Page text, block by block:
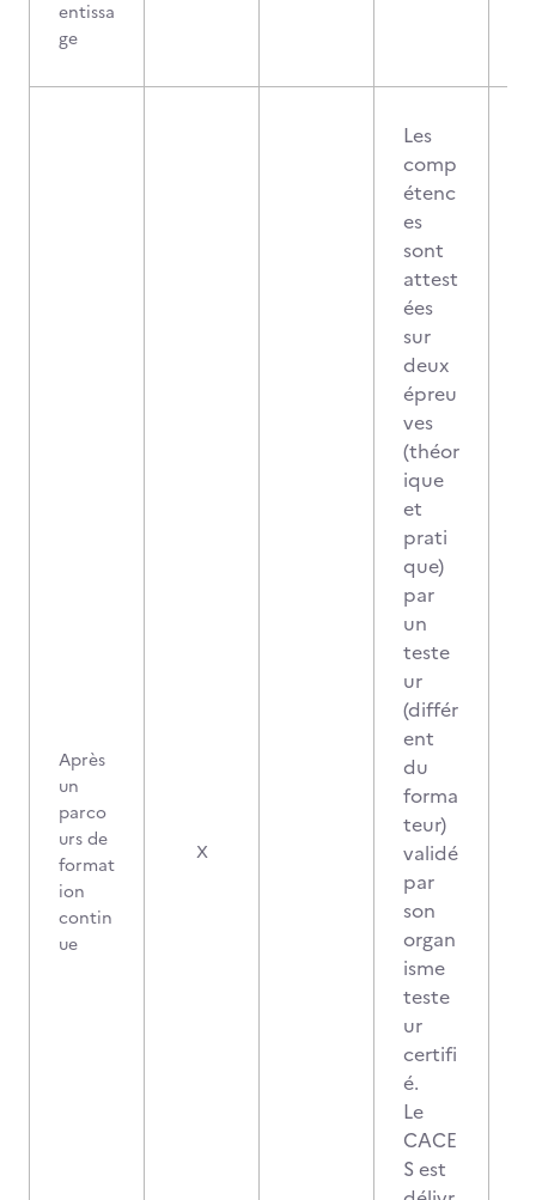
entissa
ge
Après
un
parco
urs de
format
ion
contin
ue
X
Les
comp
étenc
es
sont
attest
ées
sur
deux
épreu
ves
(théor
ique
et
prati
que)
par
un
teste
ur
(différ
ent
du
forma
teur)
validé
par
son
organ
isme
teste
ur
certifi
é.
Le
CACE
S est